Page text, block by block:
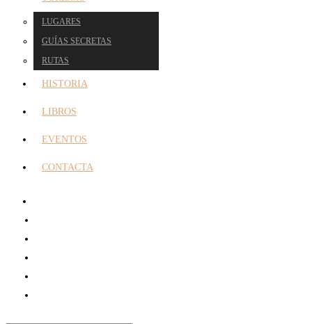
LUGARES
GUÍAS SECRETAS
RUTAS
HISTORIA
LIBROS
EVENTOS
CONTACTA